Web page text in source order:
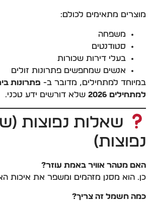
מוצרים מתאימים לכולם:
משפחה
סטודנטים
בעלי דירות שכורות
אנשים שמחפשים פתרונות זולים
במיוחד למתחילים, מדובר ב- פתרונות
למתחילים 2026
שלא דורשים ידע טכני.
שאלות נפוצות
נפוצות)
האם מטהר אוויר באמת עוזר?
כן. הוא מסנן מזהמים ומשפר את איכות
כמה חשמל זה צריך?